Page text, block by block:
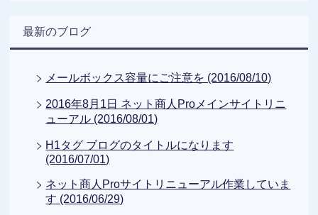
最新のブログ
メールボックス容量にご注意を (2016/08/10)
2016年8月1日 ネット商人Proメインサイトリニ
ューアル (2016/08/01)
H1タグ ブログのタイトルになります
(2016/07/01)
ネット商人Proサイトリニューアル作業していま
す (2016/06/29)